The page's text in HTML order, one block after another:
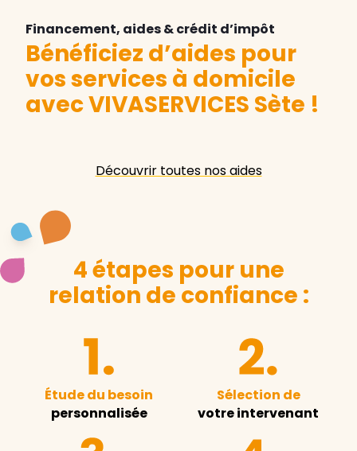
Financement, aides & crédit d’impôt
Bénéficiez d’aides pour
vos services à domicile
avec VIVASERVICES Sète !
Découvrir toutes nos aides
4 étapes pour une
relation de confiance :
Étude du besoin
personnalisée
Sélection de
votre intervenant